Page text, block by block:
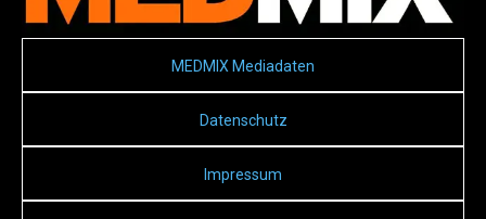
MEDMIX Mediadaten
Datenschutz
Impressum